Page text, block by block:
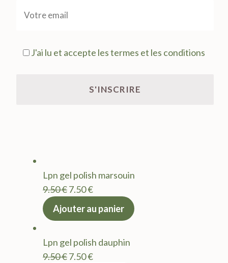
J'ai lu et accepte les termes et les conditions
Lpn gel polish marsouin
9.50€Le
prix
9.50 €.
7.50€Le
actuel
7.50 €.
Ajouter au panier
Lpn gel polish dauphin
9.50€Le
7.50€Le